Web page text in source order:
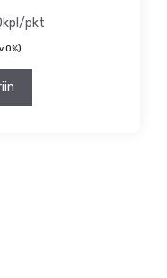
pkt
0%)